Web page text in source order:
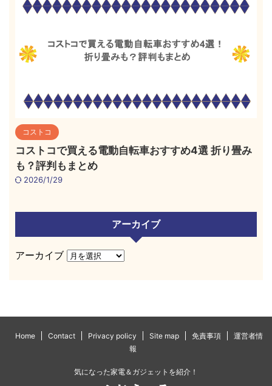
コストコ
コストコで買える電動自転車おすすめ4選 折り畳み
も？評判もまとめ
2026/1/29
アーカイブ
アーカイブ
Home Contact Privacy policy Site map 免責事項
運営者情
報
気になった家電＆ガジェットを紹介！